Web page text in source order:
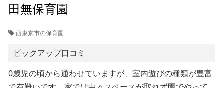
田無保育園
西東京市の保育園
ピックアップ口コミ
0歳児の頃から通わせていますが、室内遊びの種類が豊富